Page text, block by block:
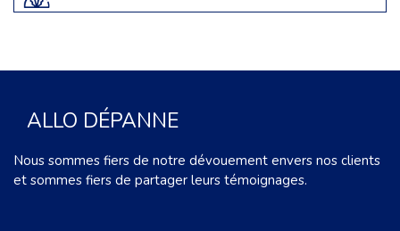
ALLO DÉPANNE
Nous sommes fiers de notre dévouement envers nos clients
et sommes fiers de partager leurs témoignages.